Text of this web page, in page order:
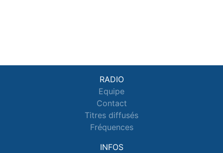
RADIO
Equipe
Contact
Titres diffusés
Fréquences
INFOS